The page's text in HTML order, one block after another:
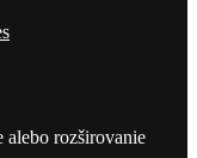
alebo rozširovanie